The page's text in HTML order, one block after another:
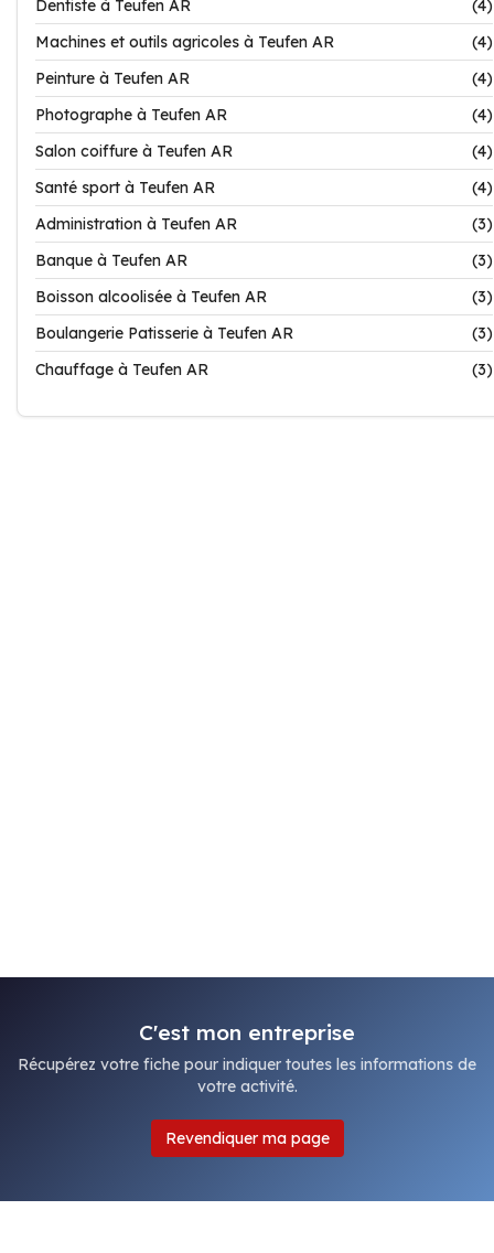
Dentiste à Teufen AR
(4)
Machines et outils agricoles à Teufen AR
(4)
Peinture à Teufen AR
(4)
Photographe à Teufen AR
(4)
Salon coiffure à Teufen AR
(4)
Santé sport à Teufen AR
(4)
Administration à Teufen AR
(3)
Banque à Teufen AR
(3)
Boisson alcoolisée à Teufen AR
(3)
Boulangerie Patisserie à Teufen AR
(3)
Chauffage à Teufen AR
(3)
C'est mon entreprise
Récupérez votre fiche pour indiquer toutes les informations de
votre activité.
Revendiquer ma page